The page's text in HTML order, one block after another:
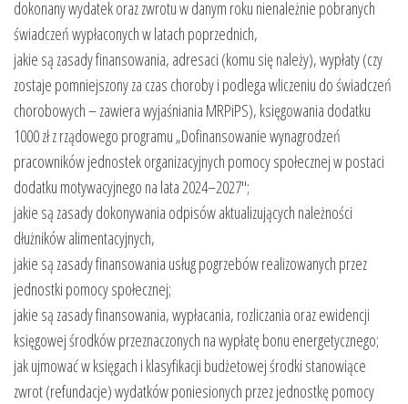
dokonany wydatek oraz zwrotu w danym roku nienależnie pobranych
świadczeń wypłaconych w latach poprzednich,
jakie są zasady finansowania, adresaci (komu się należy), wypłaty (czy
zostaje pomniejszony za czas choroby i podlega wliczeniu do świadczeń
chorobowych – zawiera wyjaśniania MRPiPS), księgowania dodatku
1000 zł z rządowego programu „Dofinansowanie wynagrodzeń
pracowników jednostek organizacyjnych pomocy społecznej w postaci
dodatku motywacyjnego na lata 2024–2027″;
jakie są zasady dokonywania odpisów aktualizujących należności
dłużników alimentacyjnych,
jakie są zasady finansowania usług pogrzebów realizowanych przez
jednostki pomocy społecznej;
jakie są zasady finansowania, wypłacania, rozliczania oraz ewidencji
księgowej środków przeznaczonych na wypłatę bonu energetycznego;
jak ujmować w księgach i klasyfikacji budżetowej środki stanowiące
zwrot (refundacje) wydatków poniesionych przez jednostkę pomocy